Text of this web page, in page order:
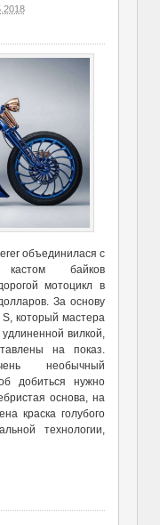
объединилася с
кастом байков
мотоцикл в
За основу
который мастера
вилкой,
на показ.
необычный
добиться нужно
основа, на
краска голубого
технологии,